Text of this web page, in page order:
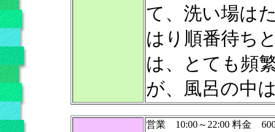
て、洗い場は
はり順番待ち
は、とても頻
が、風呂の中
営業 10:00～22:00 料金